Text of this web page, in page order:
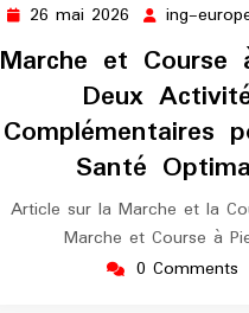
26 mai 2026 26
mai
2026
ing-
Marche et Course
Deux
Complémentaires
Santé
Article sur la Marche et la
Marche et Course à
0 Comments